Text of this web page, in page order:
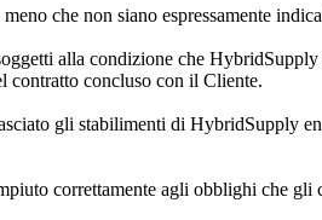
che non siano espressamente
alla condizione che
contratto concluso con il Cliente.
gli stabilimenti di HybridSupply
correttamente agli obblighi che gli